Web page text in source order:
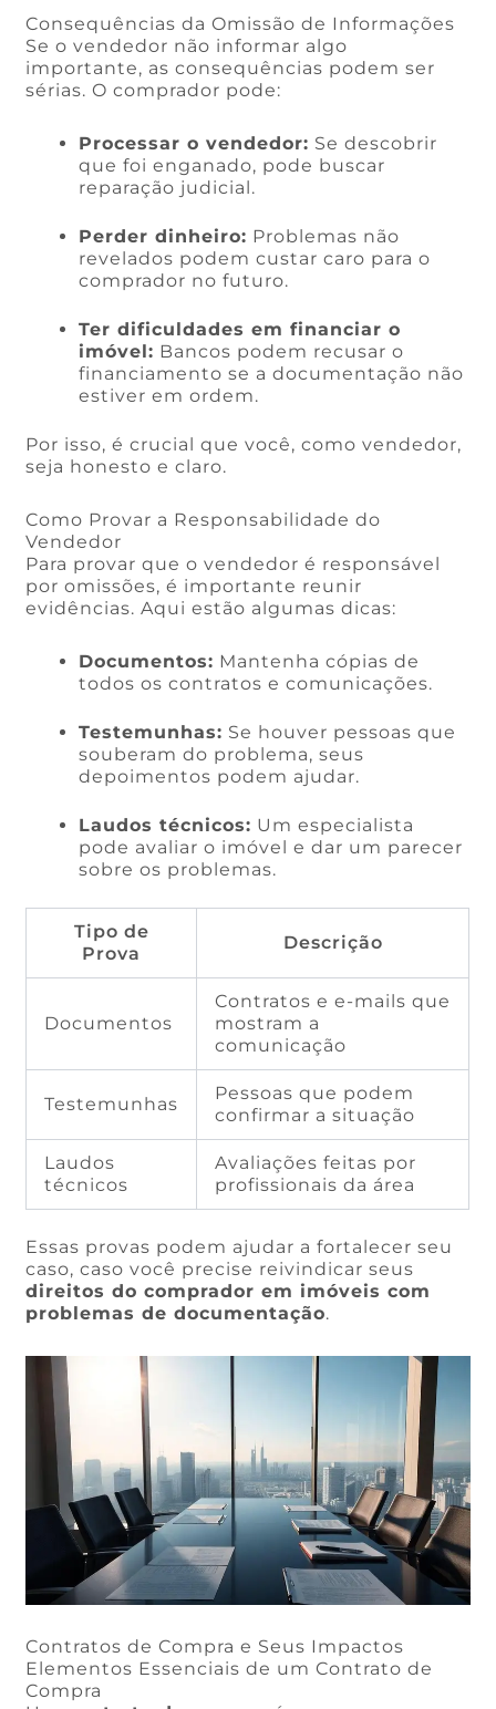
Consequências da Omissão de Informações
Se o vendedor não informar algo
importante, as consequências podem ser
sérias. O comprador pode:
Processar o vendedor: Se descobrir
que foi enganado, pode buscar
reparação judicial.
Perder dinheiro: Problemas não
revelados podem custar caro para o
comprador no futuro.
Ter dificuldades em financiar o
imóvel: Bancos podem recusar o
financiamento se a documentação não
estiver em ordem.
Por isso, é crucial que você, como vendedor,
seja honesto e claro.
Como Provar a Responsabilidade do
Vendedor
Para provar que o vendedor é responsável
por omissões, é importante reunir
evidências. Aqui estão algumas dicas:
Documentos: Mantenha cópias de
todos os contratos e comunicações.
Testemunhas: Se houver pessoas que
souberam do problema, seus
depoimentos podem ajudar.
Laudos técnicos: Um especialista
pode avaliar o imóvel e dar um parecer
sobre os problemas.
Tipo de
Prova
Descrição
Documentos
Contratos e e-mails que
mostram a
comunicação
Testemunhas
Pessoas que podem
confirmar a situação
Laudos
técnicos
Avaliações feitas por
profissionais da área
Essas provas podem ajudar a fortalecer seu
caso, caso você precise reivindicar seus
direitos do comprador em imóveis com
problemas de documentação.
Contratos de Compra e Seus Impactos
Elementos Essenciais de um Contrato de
Compra